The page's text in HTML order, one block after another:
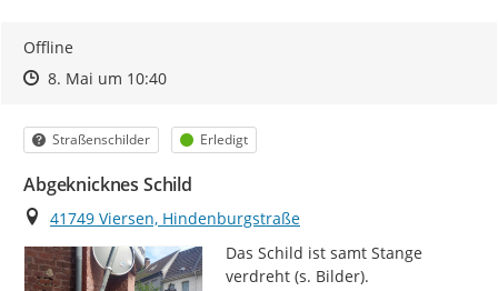
Offline
Zeitpunkt des Erstellens
Zeitpunkt des Erstellens
8. Mai um 10:40Zur Äußerung
Kategorie
Straßenschilder Status
Erledigt
Abgeknicknes Schild
Ort
41749 Viersen, Hindenburgstraße
Das Schild ist samt Stange
verdreht (s. Bilder).